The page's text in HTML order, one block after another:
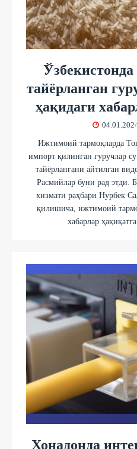
тайёрланган
ҳақидаги
Ижтимоий тармоқларда
импорт қилинган гуручлар
тайёрлангани айтилган
Расмийлар буни рад этди.
хизмати раҳбари Нурбек
қилишича, ижтимоий
хабарлар
Хонадонда